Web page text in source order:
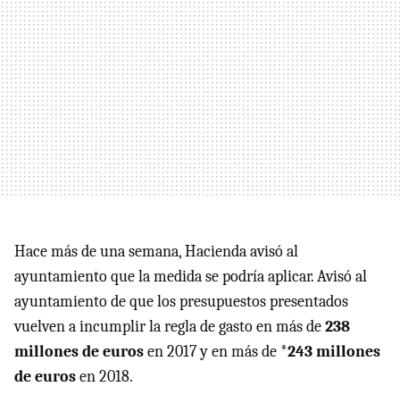
Hace más de una semana, Hacienda avisó al
ayuntamiento que la medida se podría aplicar. Avisó al
ayuntamiento de que los presupuestos presentados
vuelven a incumplir la regla de gasto en más de238
millones de eurosen 2017 y en más de *243 millones
de eurosen 2018.